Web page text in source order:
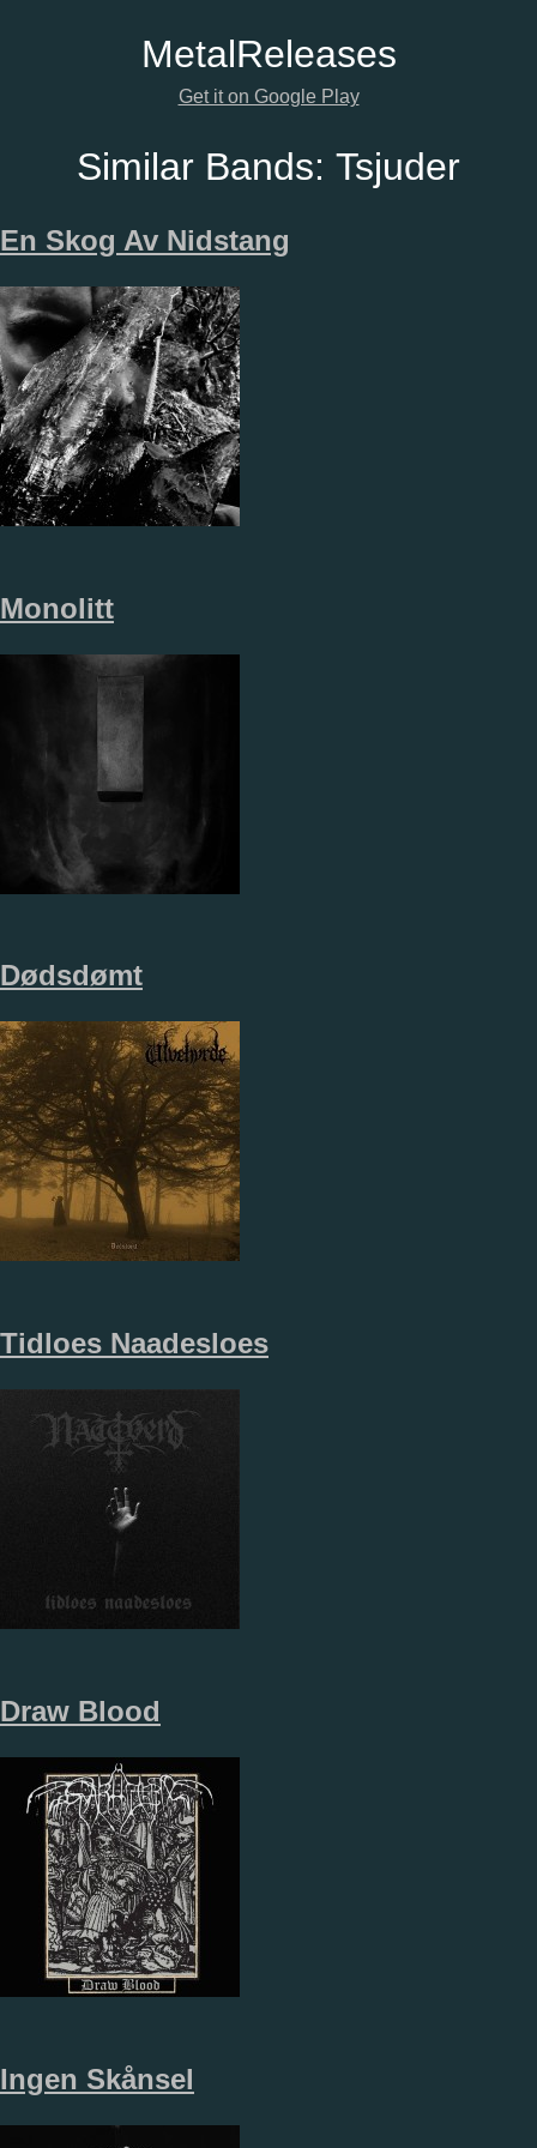
MetalReleases
Get it on Google Play
Similar Bands: Tsjuder
En Skog Av Nidstang
Monolitt
Dødsdømt
Tidloes Naadesloes
Draw Blood
Ingen Sk​å​nsel